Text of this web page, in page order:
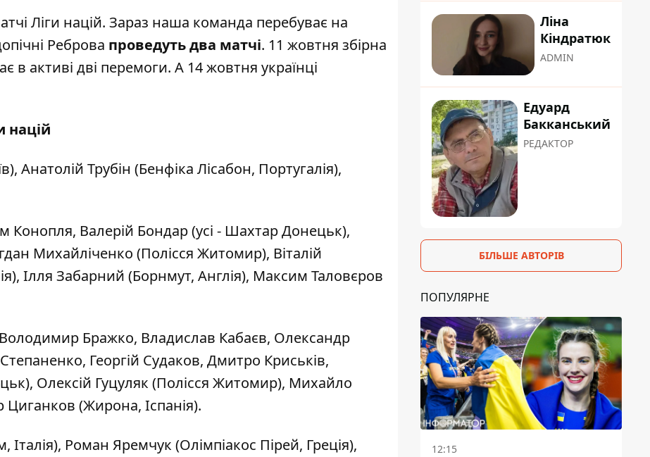
Ліги націй. Зараз наша команда перебуває на
Реброва проведуть два матчі. 11 жовтня збірна
в активі дві перемоги. А 14 жовтня українці
націй
Анатолій Трубін (Бенфіка Лісабон, Португалія),
Валерій Бондар (усі - Шахтар Донецьк),
Михайліченко (Полісся Житомир), Віталій
Ілля Забарний (Борнмут, Англія), Максим Таловєров
Бражко, Владислав Кабаєв, Олександр
Георгій Судаков, Дмитро Криськів,
Олексій Гуцуляк (Полісся Житомир), Михайло
Циганков (Жирона, Іспанія).
Роман Яремчук (Олімпіакос Пірей, Греція),
Ліна
Кіндратюк
ADMIN
Едуард
Бакканський
РЕДАКТОР
БІЛЬШЕ АВТОРІВ
ПОПУЛЯРНЕ
12:15